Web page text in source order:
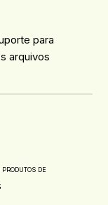
para
arquivos
DE